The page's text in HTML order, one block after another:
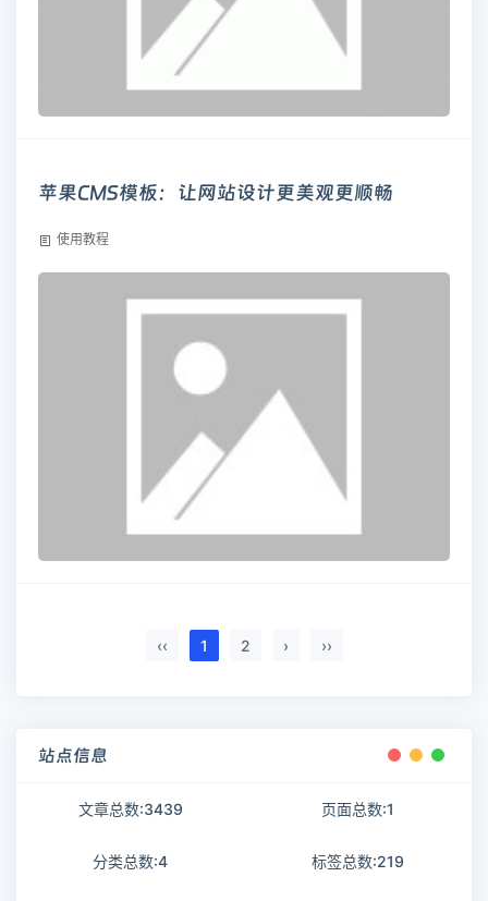
苹果CMS模板：让网站设计更美观更顺畅
使用教程
‹‹ 1 2 › ››
站点信息
文章总数:3439 页面总数:1
分类总数:4 标签总数:219